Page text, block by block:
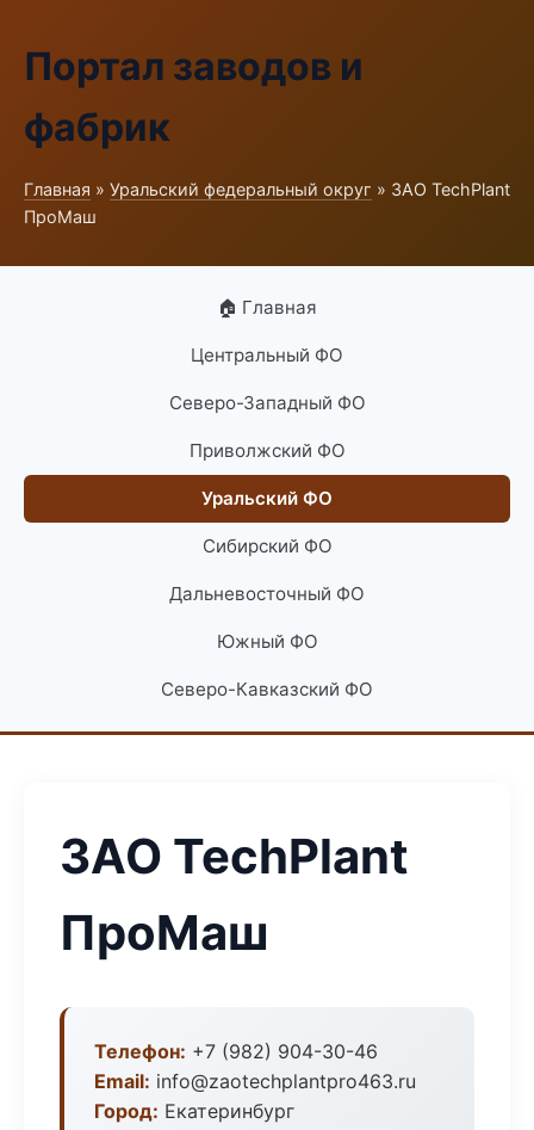
Портал заводов и
фабрик
Главная » Уральский федеральный округ » ЗАО TechPlant
ПроМаш
🏠 Главная
Центральный ФО
Северо-Западный ФО
Приволжский ФО
Уральский ФО
Сибирский ФО
Дальневосточный ФО
Южный ФО
Северо-Кавказский ФО
ЗАО TechPlant
ПроМаш
Телефон: +7 (982) 904-30-46
Email: info@zaotechplantpro463.ru
Город: Екатеринбург